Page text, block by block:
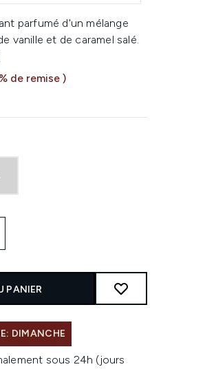
parfumé d'un mélange
vanille et de caramel salé.
:
de remise )
PANIER
DIMANCHE
sous 24h (jours